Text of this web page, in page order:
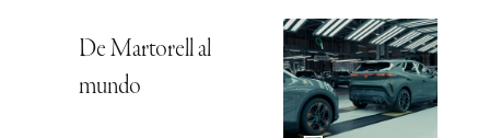
De Martorell al
mundo